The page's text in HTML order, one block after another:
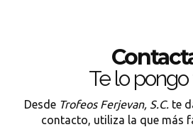
Te lo pongo
Desde Trofeos Ferjevan, S.C. te
contacto, utiliza la que más